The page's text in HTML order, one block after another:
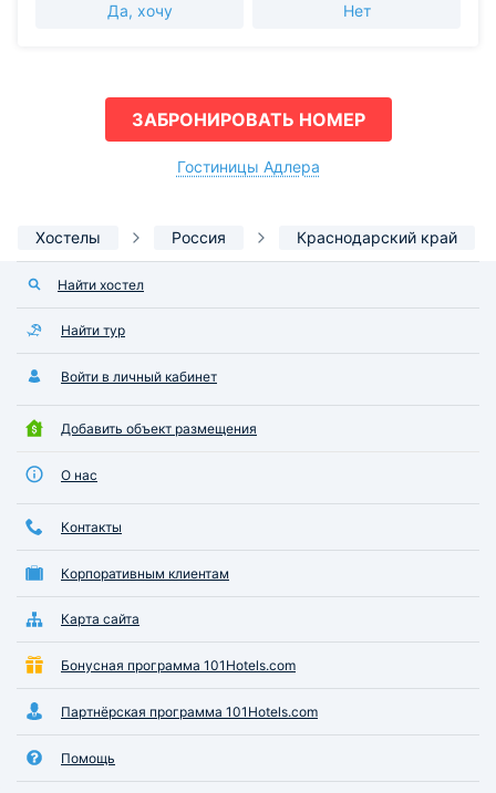
Да, хочу Нет
ЗАБРОНИРОВАТЬ НОМЕР
Гостиницы Адлера
Хостелы Россия Краснодарский край
Найти хостел
Найти тур
Войти в личный кабинет
Добавить объект размещения
О нас
Контакты
Корпоративным клиентам
Карта сайта
Бонусная программа 101Hotels.com
Партнёрская программа 101Hotels.com
Помощь